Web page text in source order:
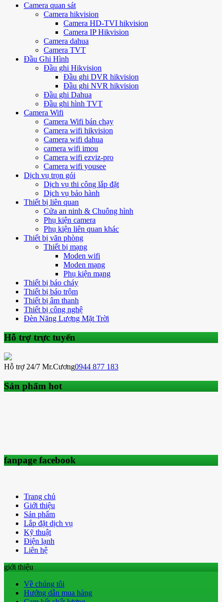
Camera quan sát
Camera hikvision
Camera HD-TVI hikvision
Camera IP Hikvision
Camera dahua
Camera TVT
Đầu Ghi Hình
Đầu ghi Hikvision
Đầu ghi DVR hikvision
Đầu ghi NVR hikvision
Đầu ghi Dahua
Đầu ghi hình TVT
Camera Wifi
Camera Wifi bán chạy
Camera wifi hikvision
Camera wifi dahua
camera wifi imou
Camera wifi ezviz-pro
Camera wifi yousee
Dịch vụ trọn gói
Dịch vụ thi công lắp đặt
Dịch vụ bảo hành
Thiết bị liên quan
Cửa an ninh & Chuông hình
Phụ kiện camera
Phụ kiện liên quan khác
Thiết bị văn phòng
Thiết bị mạng
Moden wifi
Moden mạng
Phụ kiện mạng
Thiết bị báo cháy
Thiết bị báo trộm
Thiết bị âm thanh
Thiết bị công nghệ
Đèn Năng Lượng Mặt Trời
Hỗ trợ trực tuyến
Hỗ trợ 24/7 Mr.Cương0944 877 183
Sản phẩm hot
fanpage facebook
Trang chủ
Giới thiệu
Sản phẩm
Lắp đặt dịch vụ
Kỹ thuật
Điện lạnh
Liên hệ
giới thiệu
Về chúng tôi
Hướng dẫn mua hàng